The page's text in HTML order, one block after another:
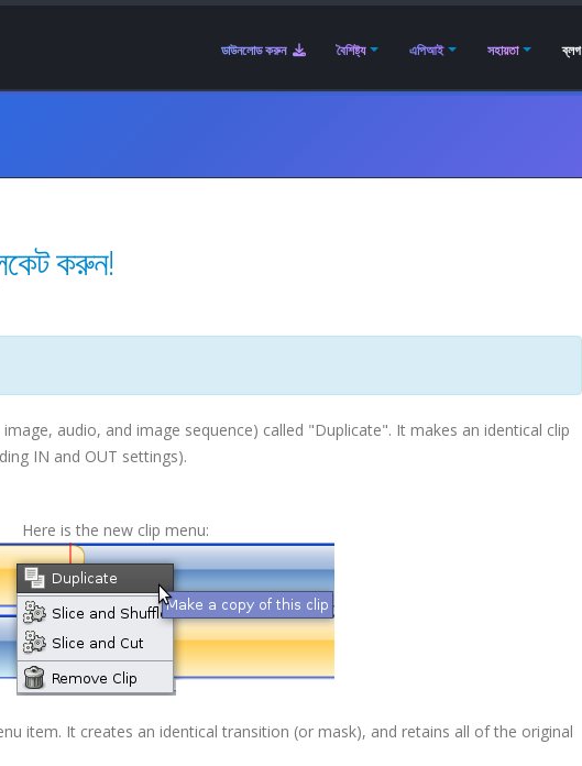
ডাউনলোড করুন বৈশিষ্ট্য এপিআই সহায়তা ব্লগ
করুন!
audio, and image sequence) called "Duplicate". It makes an identical clip
IN and OUT settings).
Here is the new clip menu:
item. It creates an identical transition (or mask), and retains all of the original